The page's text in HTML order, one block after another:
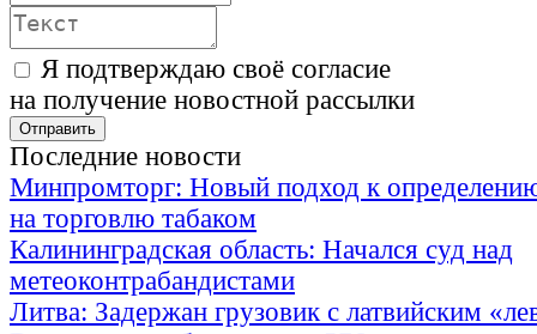
Я подтверждаю своё согласие
на получение новостной рассылки
Последние новости
Минпромторг: Новый подход к
на торговлю табаком
Калининградская область: Начался суд над
метеоконтрабандистами
Литва: Задержан грузовик с латвийским